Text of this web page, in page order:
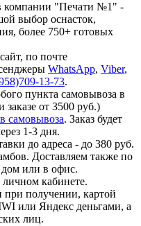
компании "Печати №1" -
выбор оснасток,
более 750+ готовых
по почте
WhatsApp, Viber,
13-73.
пункта самовывоза в
от 3500 руб.)
самовывоза. Заказ будет
1-3 дня.
до адреса - до 380 руб.
Доставляем также по
дом или в офис.
кабинете.
получении, картой
или Яндекс деньгами, а
лиц.